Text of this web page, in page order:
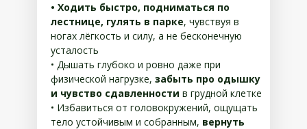
• Ходить быстро, подниматься по
лестнице, гулять в парке, чувствуя в
ногах лёгкость и силу, а не бесконечную
усталость
• Дышать глубоко и ровно даже при
физической нагрузке, забыть про одышку
и чувство сдавленности в грудной клетке
• Избавиться от головокружений, ощущать
тело устойчивым и собранным, вернуть